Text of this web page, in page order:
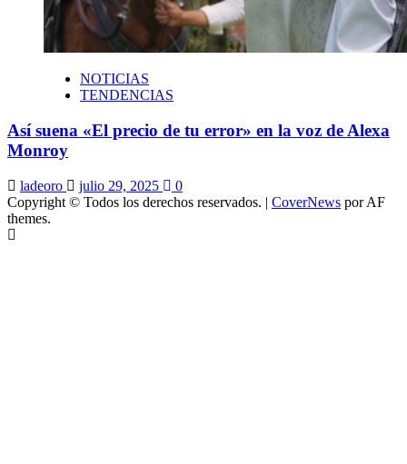
NOTICIAS
TENDENCIAS
Así suena «El precio de tu error» en la voz de Alexa
Monroy
ladeoro julio 29, 2025
0
Copyright © Todos los derechos reservados. | CoverNews por AF
themes.